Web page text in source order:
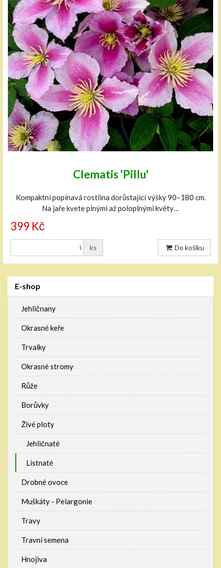
Clematis 'Pillu'
Kompaktní popínavá rostlina dorůstající výšky 90–180 cm.
Na jaře kvete plnými až poloplnými květy…
399 Kč
ks Do košíku
E-shop
Jehličnany
Okrasné keře
Trvalky
Okrasné stromy
Růže
Borůvky
Živé ploty
Jehličnaté
Listnaté
Drobné ovoce
Muškáty - Pelargonie
Travy
Travní semena
Hnojiva